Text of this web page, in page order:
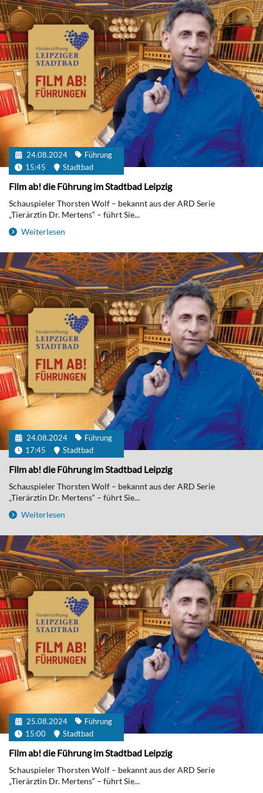
24.08.2024
Führung
15:45
Stadtbad
Film ab! die Führung im Stadtbad Leipzig
Schauspieler Thorsten Wolf – bekannt aus der ARD Serie
„Tierärztin Dr. Mertens“ – führt Sie...
Weiterlesen
24.08.2024
Führung
17:45
Stadtbad
Film ab! die Führung im Stadtbad Leipzig
Schauspieler Thorsten Wolf – bekannt aus der ARD Serie
„Tierärztin Dr. Mertens“ – führt Sie...
Weiterlesen
25.08.2024
Führung
15:00
Stadtbad
Film ab! die Führung im Stadtbad Leipzig
Schauspieler Thorsten Wolf – bekannt aus der ARD Serie
„Tierärztin Dr. Mertens“ – führt Sie...